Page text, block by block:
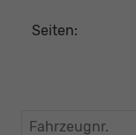
Seiten:
Fahrzeugnr.